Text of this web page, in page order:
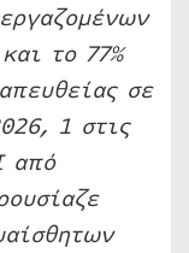
το 77%
σε
1 στις
από